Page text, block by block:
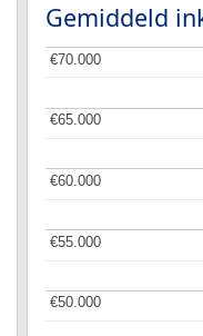
Gemiddeld
€50.000
€50.000
€55.000
€55.000
€60.000
€60.000
€65.000
€65.000
€70.000
€70.000